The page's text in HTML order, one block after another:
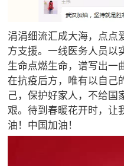
涓涓细流汇成大海，点点
方支援。一线医务人员以
生命点燃生命，谱写出一
在抗疫后方，唯有以自己
己，保护好家人，不给国
艰。待到春暖花开时，让
油！中国加油！